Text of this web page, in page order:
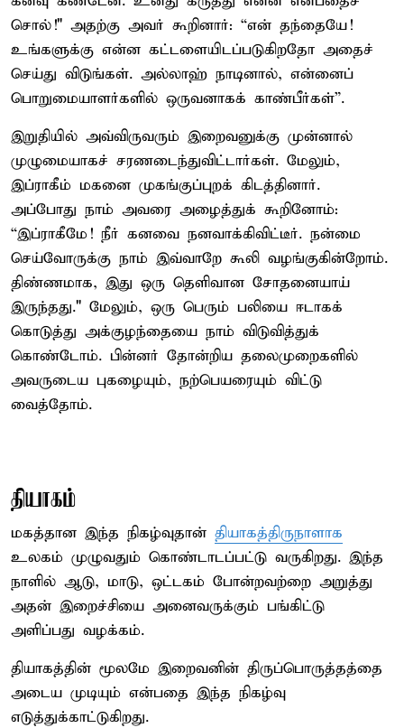
சொல்!" அதற்கு அவர் கூறினார்: “என் தந்தையே!
உங்களுக்கு என்ன கட்டளையிடப்படுகிறதோ அதைச்
செய்து விடுங்கள். அல்லாஹ் நாடினால், என்னைப்
பொறுமையாளர்களில் ஒருவனாகக் காண்பீர்கள்”.
இறுதியில் அவ்விருவரும் இறைவனுக்கு முன்னால்
முழுமையாகச் சரணடைந்துவிட்டார்கள். மேலும்,
இப்ராகீம் மகனை முகங்குப்புறக் கிடத்தினார்.
அப்போது நாம் அவரை அழைத்துக் கூறினோம்:
“இப்ராகீமே! நீர் கனவை நனவாக்கிவிட்டீர். நன்மை
செய்வோருக்கு நாம் இவ்வாறே கூலி வழங்குகின்றோம்.
திண்ணமாக, இது ஒரு தெளிவான சோதனையாய்
இருந்தது." மேலும், ஒரு பெரும் பலியை ஈடாகக்
கொடுத்து அக்குழந்தையை நாம் விடுவித்துக்
கொண்டோம். பின்னர் தோன்றிய தலைமுறைகளில்
அவருடைய புகழையும், நற்பெயரையும் விட்டு
வைத்தோம்.
தியாகம்
மகத்தான இந்த நிகழ்வுதான் தியாகத்திருநாளாக
உலகம் முழுவதும் கொண்டாடப்பட்டு வருகிறது. இந்த
நாளில் ஆடு, மாடு, ஒட்டகம் போன்றவற்றை அறுத்து
அதன் இறைச்சியை அனைவருக்கும் பங்கிட்டு
அளிப்பது வழக்கம்.
தியாகத்தின் மூலமே இறைவனின் திருப்பொருத்தத்தை
அடைய முடியும் என்பதை இந்த நிகழ்வு
எடுத்துக்காட்டுகிறது.